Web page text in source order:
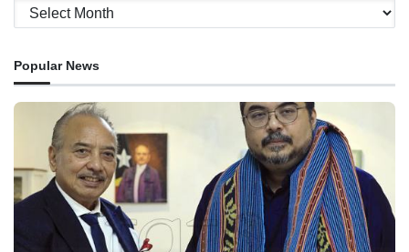
Archives
Popular News